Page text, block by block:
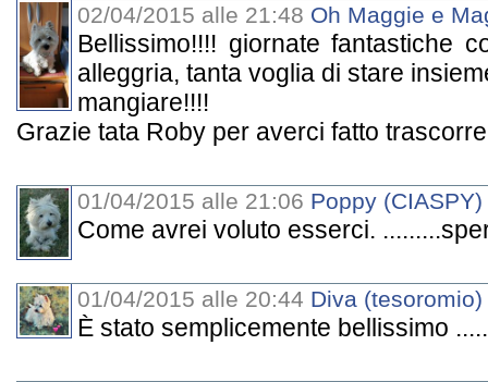
02/04/2015 alle 21:48 Oh Maggie e
Bellissimo!!!! giornate fantastiche
alleggria, tanta voglia di stare
mangiare!!!!
Grazie tata Roby per averci fatto
01/04/2015 alle 21:06 Poppy (CIASPY)
Come avrei voluto esserci.
01/04/2015 alle 20:44 Diva (tesoromio)
È stato semplicemente bellissimo